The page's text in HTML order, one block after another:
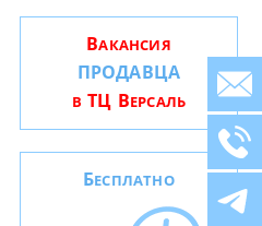
ВАКАНСИЯ
ПРОДАВЦА
В ТЦ ВЕРСАЛЬ
БЕСПЛАТНО